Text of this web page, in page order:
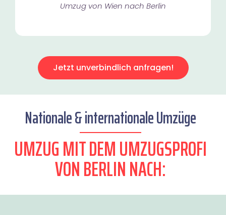
Umzug von Wien nach Berlin
Jetzt unverbindlich anfragen!
Nationale & internationale Umzüge
UMZUG MIT DEM UMZUGSPROFI
VON BERLIN NACH: